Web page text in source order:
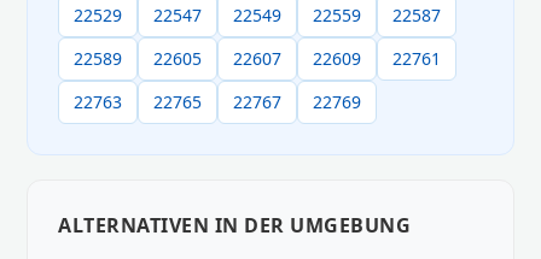
22529
22547 22549 22559
22587
22589
22605 22607 22609
22761
22763
22765 22767 22769
ALTERNATIVEN IN DER UMGEBUNG